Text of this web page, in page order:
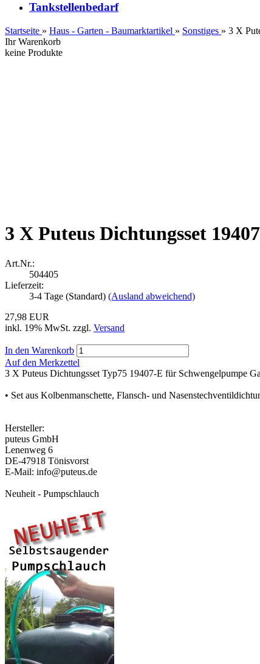
Tankstellenbedarf
Startseite » Haus - Garten - Baumarktartikel » Sonstiges » 3 X
Ihr Warenkorb
keine Produkte
3 X Puteus Dichtungsset
Art.Nr.:
504405
Lieferzeit:
3-4 Tage (Standard) (Ausland abweichend)
27,98 EUR
inkl. 19% MwSt. zzgl. Versand
In den Warenkorb
Auf den Merkzettel
3 X Puteus Dichtungsset Typ75 19407-E für Schwengelpumpe
• Set aus Kolbenmanschette, Flansch- und
Hersteller:
puteus GmbH
Lenenweg 6
DE-47918 Tönisvorst
E-Mail: info@puteus.de
Neuheit - Pumpschlauch